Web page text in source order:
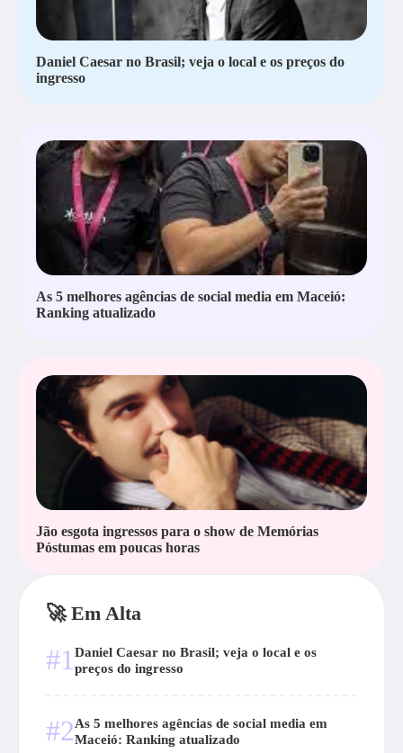
Daniel Caesar no Brasil; veja o local e os preços do
ingresso
As 5 melhores agências de social media em Maceió:
Ranking atualizado
Jão esgota ingressos para o show de Memórias
Póstumas em poucas horas
🚀 Em Alta
#1 Daniel Caesar no Brasil; veja o local e os
preços do ingresso
#2As 5 melhores agências de social media em
Maceió: Ranking atualizado